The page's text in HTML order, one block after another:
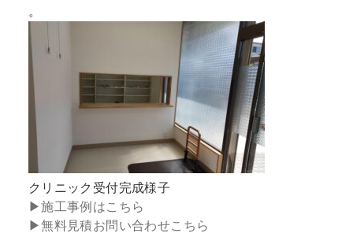
。
クリニック受付完成様子
▶施工事例はこちら
▶無料見積お問い合わせこちら